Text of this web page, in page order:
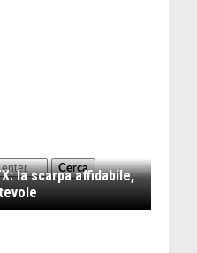
Cerca
la scarpa affidabile,